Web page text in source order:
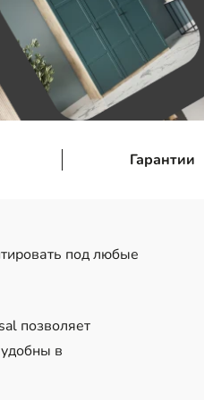
Гарантии
под любые
позволяет
в